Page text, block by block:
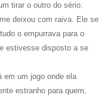
tirar o outro do sério.
deixou com raiva. Ele se
o empurrava para o
estivesse disposto a se
em um jogo onde ela
estranho para quem,